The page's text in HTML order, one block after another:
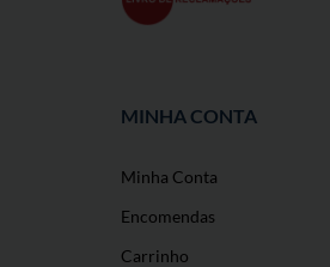
Utilizamos cookies e outras
MINHA CONTA
Minha Conta
Encomendas
Carrinho